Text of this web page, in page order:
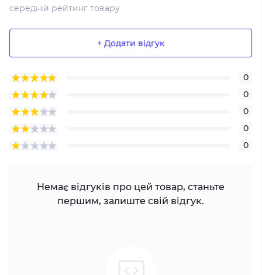
середній рейтинг товару
+ Додати відгук
0
0
0
0
0
Немає відгуків про цей товар, станьте
першим, залиште свій відгук.